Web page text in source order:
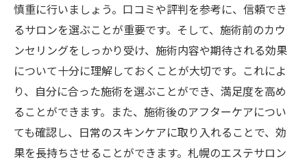
慎重に行いましょう。口コミや評判を参考に、信頼でき
るサロンを選ぶことが重要です。そして、施術前のカウ
ンセリングをしっかり受け、施術内容や期待される効果
について十分に理解しておくことが大切です。これによ
り、自分に合った施術を選ぶことができ、満足度を高め
ることができます。また、施術後のアフターケアについ
ても確認し、日常のスキンケアに取り入れることで、効
果を長持ちさせることができます。札幌のエステサロン